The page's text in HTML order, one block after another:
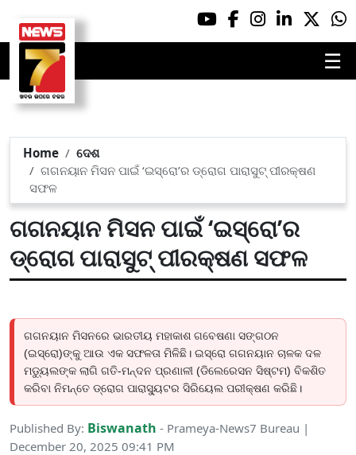
☰
Home
ଦେଶ
ଗଗନୟାନ ମିସନ ପାଇଁ ‘ଇସ୍ରୋ’ର ଡ୍ରୋଗ ପାରାସୁଟ୍ ପୀରକ୍ଷଣ
ସଫଳ
ଗଗନୟାନ ମିସନ ପାଇଁ ‘ଇସ୍ରୋ’ର
ଡ୍ରୋଗ ପାରାସୁଟ୍ ପୀରକ୍ଷଣ ସଫଳ
ଗଗନୟାନ ମିସନରେ ଭାରତୀୟ ମହାକାଶ ଗବେଷଣା ସଙ୍ଗଠନ
(ଇସ୍ରୋ)ଙ୍କୁ ଆଉ ଏକ ସଫଳତା ମିଳିଛି। ଇସ୍ରୋ ଗଗନୟାନ ଚାଳକ ଦଳ
ମଡ୍ୟୁଲଙ୍କ ଲାଗି ଗତି-ମନ୍ଦନ ପ୍ରଣାଳୀ (ଡିଲେରେସନ ସିଷ୍ଟମ) ବିକଶିତ
କରିବା ନିମନ୍ତେ ଡ୍ରୋଗ ପାରାସ୍ୟୁଟର ସିରିୟେଲ ପରୀକ୍ଷଣ କରିଛି।
Published By: Biswanath - Prameya-News7 Bureau |
December 20, 2025 09:41 PM